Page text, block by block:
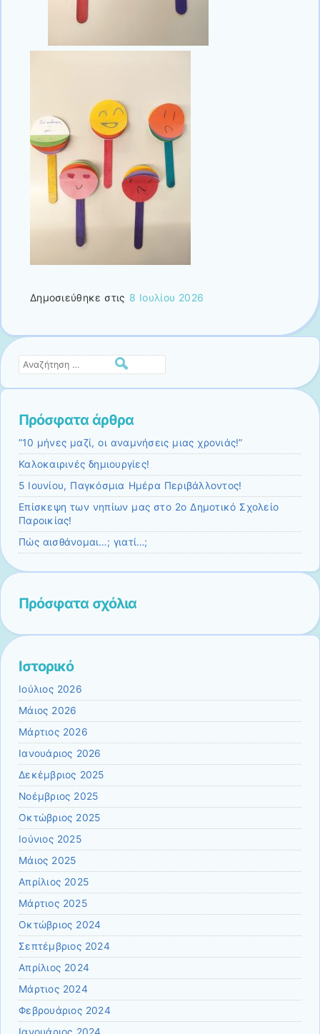
Δημοσιεύθηκε στις 8 Ιουλίου 2026
Αναζήτηση
Πρόσφατα άρθρα
”10 μήνες μαζί, οι αναμνήσεις μιας χρονιάς!”
Καλοκαιρινές δημιουργίες!
5 Ιουνίου, Παγκόσμια Ημέρα Περιβάλλοντος!
Επίσκεψη των νηπίων μας στο 2ο Δημοτικό Σχολείο
Παροικίας!
Πώς αισθάνομαι…; γιατί…;
Πρόσφατα σχόλια
Ιστορικό
Ιούλιος 2026
Μάιος 2026
Μάρτιος 2026
Ιανουάριος 2026
Δεκέμβριος 2025
Νοέμβριος 2025
Οκτώβριος 2025
Ιούνιος 2025
Μάιος 2025
Απρίλιος 2025
Μάρτιος 2025
Οκτώβριος 2024
Σεπτέμβριος 2024
Απρίλιος 2024
Μάρτιος 2024
Φεβρουάριος 2024
Ιανουάριος 2024